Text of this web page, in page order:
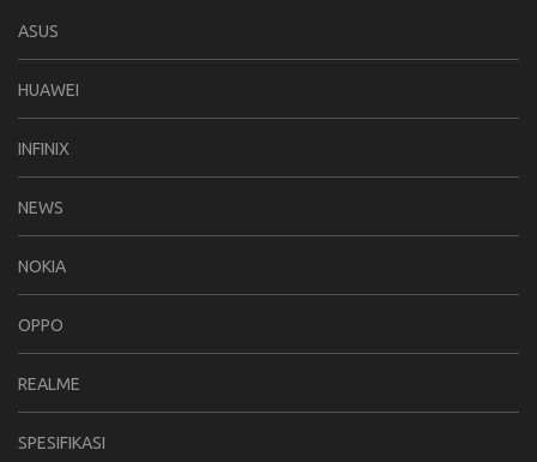
ASUS
HUAWEI
INFINIX
NEWS
NOKIA
OPPO
REALME
SPESIFIKASI